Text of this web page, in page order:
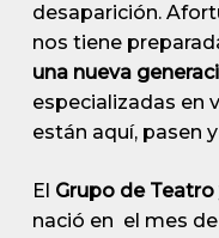
desaparición.
nos tiene
una nueva
especializadas en
están aquí, pasen
El Grupo de
nació en el mes